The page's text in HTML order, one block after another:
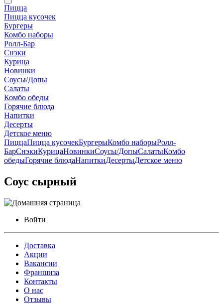
Пицца
Пицца кусочек
Бургеры
Комбо наборы
Ролл-Бар
Снэки
Курица
Новинки
Соусы/Допы
Салаты
Комбо обеды
Горячие блюда
Напитки
Десерты
Детское меню
ПиццаПицца кусочекБургерыКомбо наборыРолл-
БарСнэкиКурицаНовинкиСоусы/ДопыСалатыКомбо
обедыГорячие блюдаНапиткиДесертыДетское меню
Соус сырный
Войти
Доставка
Акции
Вакансии
Франшиза
Контакты
О нас
Отзывы